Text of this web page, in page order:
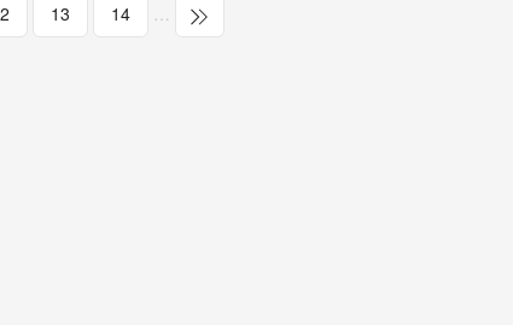
13 14 …